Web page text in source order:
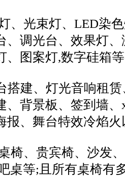
、光束灯、LED染
、调光台、效果灯
、图案灯,数字硅箱
搭建、灯光音响租
、背景板、签到墙
报、舞台特效冷焰
椅、贵宾椅、沙发
桌等;且所有桌椅有